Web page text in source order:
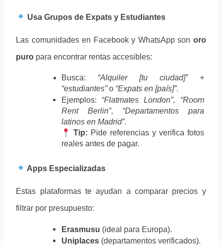
Usa Grupos de Expats y Estudiantes
Las comunidades en Facebook y WhatsApp son oro
puro para encontrar rentas accesibles:
Busca: “Alquiler [tu ciudad]” +
“estudiantes” o “Expats en [país]”.
Ejemplos: “Flatmates London”, “Room
Rent Berlin”, “Departamentos para
latinos en Madrid”.
Tip: Pide referencias y verifica fotos
reales antes de pagar.
Apps Especializadas
Estas plataformas te ayudan a comparar precios y
filtrar por presupuesto:
Erasmusu (ideal para Europa).
Uniplaces (departamentos verificados).